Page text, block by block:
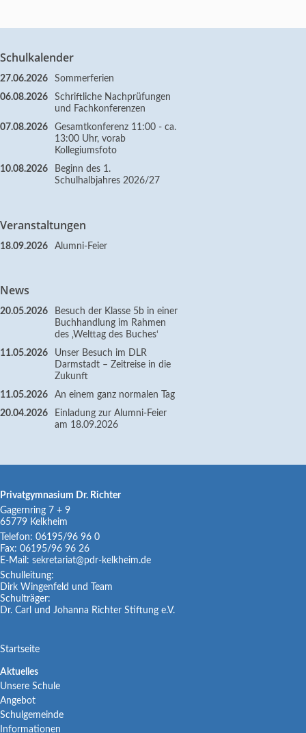
Schulkalender
27.06.2026
Sommerferien
06.08.2026
Schriftliche Nachprüfungen
und Fachkonferenzen
07.08.2026
Gesamtkonferenz 11:00 - ca.
13:00 Uhr, vorab
Kollegiumsfoto
10.08.2026
Beginn des 1.
Schulhalbjahres 2026/27
Veranstaltungen
18.09.2026 Alumni-Feier
News
20.05.2026
Besuch der Klasse 5b in einer
Buchhandlung im Rahmen
des ‚Welttag des Buches‘
11.05.2026
Unser Besuch im DLR
Darmstadt – Zeitreise in die
Zukunft
11.05.2026
An einem ganz normalen Tag
20.04.2026
Einladung zur Alumni-Feier
am 18.09.2026
Privatgymnasium Dr. Richter
Gagernring 7 + 9
65779 Kelkheim
Telefon: 06195/96 96 0
Fax: 06195/96 96 26
E-Mail: sekretariat@pdr-kelkheim.de
Schulleitung:
Dirk Wingenfeld und Team
Schulträger:
Dr. Carl und Johanna Richter Stiftung e.V.
Navigation
Startseite
Navigation
überspringen
Aktuelles
Unsere Schule
Angebot
Schulgemeinde
Informationen